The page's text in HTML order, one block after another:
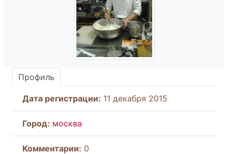
Профиль
Дата регистрации: 11 декабря 2015
Город: москва
Комментарии: 0